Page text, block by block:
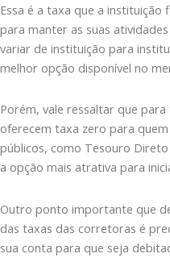
Essa é a taxa que a
para manter as suas
variar de instituição para
melhor opção disponível no
Porém, vale ressaltar que
oferecem taxa zero para
públicos, como Tesouro
a opção mais atrativa para
Outro ponto importante que
das taxas das corretoras é
sua conta para que seja